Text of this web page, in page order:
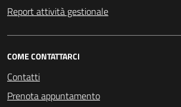
Report attività gestionale
COME CONTATTARCI
Contatti
Prenota appuntamento